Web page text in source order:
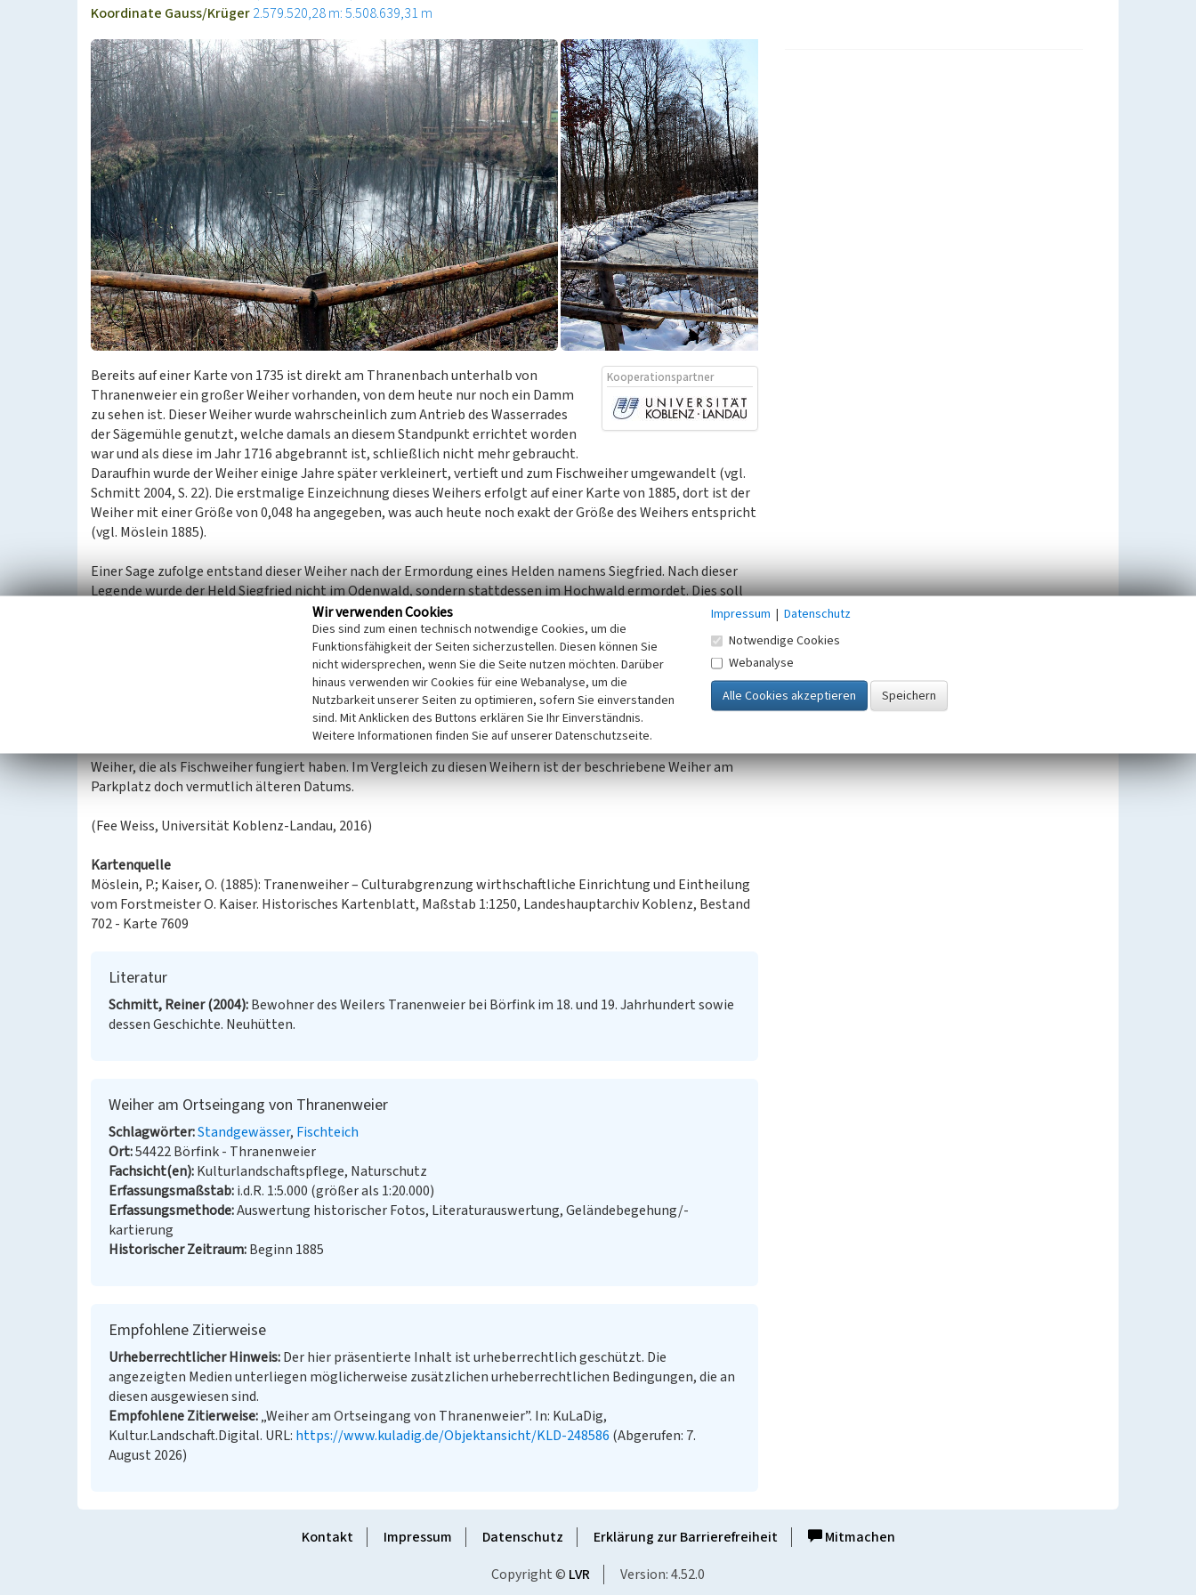
Koordinate Gauss/Krüger2.579.520,28 m: 5.508.639,31 m
Kooperationspartner
Bereits auf einer Karte von 1735 ist direkt am Thranenbach unterhalb von
Thranenweier ein großer Weiher vorhanden, von dem heute nur noch ein Damm
zu sehen ist. Dieser Weiher wurde wahrscheinlich zum Antrieb des Wasserrades
der Sägemühle genutzt, welche damals an diesem Standpunkt errichtet worden
war und als diese im Jahr 1716 abgebrannt ist, schließlich nicht mehr gebraucht.
Daraufhin wurde der Weiher einige Jahre später verkleinert, vertieft und zum Fischweiher umgewandelt (vgl.
Schmitt 2004, S. 22). Die erstmalige Einzeichnung dieses Weihers erfolgt auf einer Karte von 1885, dort ist der
Weiher mit einer Größe von 0,048 ha angegeben, was auch heute noch exakt der Größe des Weihers entspricht
(vgl. Möslein 1885).
Einer Sage zufolge entstand dieser Weiher nach der Ermordung eines Helden namens Siegfried. Nach dieser
Legende wurde der Held Siegfried nicht im Odenwald, sondern stattdessen im Hochwald ermordet. Dies soll
geschehen sein, als sich Siegfried über die Quelle des Thranenbaches gebeugt hat um etwas zu trinken. Er soll
in dieser Position von Hagen Tronje aus dem Dorf Haag während einer Jagd im Hochwald den Speer in den
Rücken gestoßen bekommen haben. Siegfrieds Gemahlin weinte an dieser Stelle damals so viele Tränen, dass
daraus der Weiher am Ortsrand entstanden sein soll. Deshalb auch der Ortsname Thranen (Tränen) und Weier
Der Wasserstand des Weihers ist durch eine künstliche Abflussregulierung zu beeinflussen, diese Regulierung
Weiher, die als Fischweiher fungiert haben. Im Vergleich zu diesen Weihern ist der beschriebene Weiher am
Parkplatz doch vermutlich älteren Datums.
(Fee Weiss, Universität Koblenz-Landau, 2016)
Kartenquelle
Möslein, P.; Kaiser, O. (1885): Tranenweiher – Culturabgrenzung wirthschaftliche Einrichtung und Eintheilung
vom Forstmeister O. Kaiser. Historisches Kartenblatt, Maßstab 1:1250, Landeshauptarchiv Koblenz, Bestand
702 - Karte 7609
Literatur
Schmitt, Reiner (2004) Bewohner des Weilers Tranenweier bei Börfink im 18. und 19. Jahrhundert sowie
dessen Geschichte. Neuhütten.
Weiher am Ortseingang von Thranenweier
Schlagwörter Standgewässer Fischteich
Ort 54422 Börfink - Thranenweier
Fachsicht(en) Kulturlandschaftspflege, Naturschutz
Erfassungsmaßstab i.d.R. 1:5.000 (größer als 1:20.000)
Erfassungsmethode Auswertung historischer Fotos, Literaturauswertung, Geländebegehung/-
kartierung
Historischer Zeitraum Beginn 1885
Empfohlene Zitierweise
Urheberrechtlicher Hinweis Der hier präsentierte Inhalt ist urheberrechtlich geschützt. Die
angezeigten Medien unterliegen möglicherweise zusätzlichen urheberrechtlichen Bedingungen, die an
diesen ausgewiesen sind.
Empfohlene Zitierweise „Weiher am Ortseingang von Thranenweier”. In: KuLaDig,
Kultur.Landschaft.Digital. URL: https://www.kuladig.de/Objektansicht/KLD-248586 (Abgerufen: 7.
August 2026)
Kontakt Impressum Datenschutz Erklärung zur Barrierefreiheit
Mitmachen
Copyright © LVR Version: 4.52.0
Wir verwenden Cookies
Dies sind zum einen technisch notwendige Cookies, um die
Funktionsfähigkeit der Seiten sicherzustellen. Diesen können Sie
nicht widersprechen, wenn Sie die Seite nutzen möchten. Darüber
hinaus verwenden wir Cookies für eine Webanalyse, um die
Nutzbarkeit unserer Seiten zu optimieren, sofern Sie einverstanden
sind. Mit Anklicken des Buttons erklären Sie Ihr Einverständnis.
Weitere Informationen finden Sie auf unserer Datenschutzseite.
Impressum | Datenschutz
Notwendige Cookies
Webanalyse